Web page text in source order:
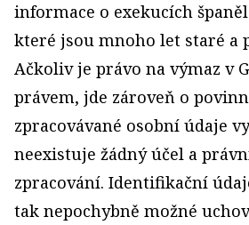
informace o exekucích
které jsou mnoho let staré a
Ačkoliv je právo na výmaz v
právem, jde zároveň o
zpracovávané osobní údaje
neexistuje žádný účel a
zpracování. Identifikační
tak nepochybně možné